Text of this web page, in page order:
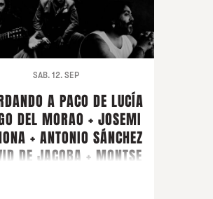
SAB. 12. SEP
A PACO DE LUCÍA
DEL MORAO + JOSEMI
+ ANTONIO SÁNCHEZ
DE JACOBA + MONTSE